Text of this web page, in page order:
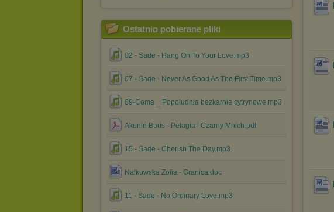
Ostatnio pobierane pliki
02 - Sade - Hang On To Your Love.mp3
07 - Sade - Never As Good As The First Time.mp3
09-Coma _ Popołudnia bezkarnie cytrynowe.mp3
Akunin Boris - Pelagia i Czarny Mnich.pdf
15 - Sade - Cherish The Day.mp3
Nalkowska Zofia - Granica.doc
11 - Sade - No Ordinary Love.mp3